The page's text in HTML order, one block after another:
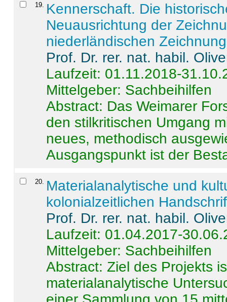
19
Kennerschaft. Die
Neuausrichtung der
niederländischen
Prof. Dr. rer. nat. habil.
Laufzeit: 01.11.2018-
Mittelgeber: Sachbeihilfen
Abstract: Das Weimarer
den stilkritischen Umgang
neues, methodisch
Ausgangspunkt ist der
20
Materialanalytische und
kolonialzeitlichen
Prof. Dr. rer. nat. habil.
Laufzeit: 01.04.2017-
Mittelgeber: Sachbeihilfen
Abstract:Ziel des Projekts
materialanalytische